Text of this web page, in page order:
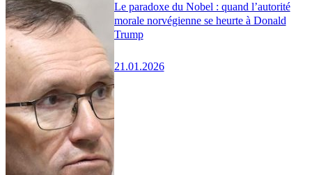
Le paradoxe du Nobel : quand l’autorité
morale norvégienne se heurte à Donald
Trump
21.01.2026